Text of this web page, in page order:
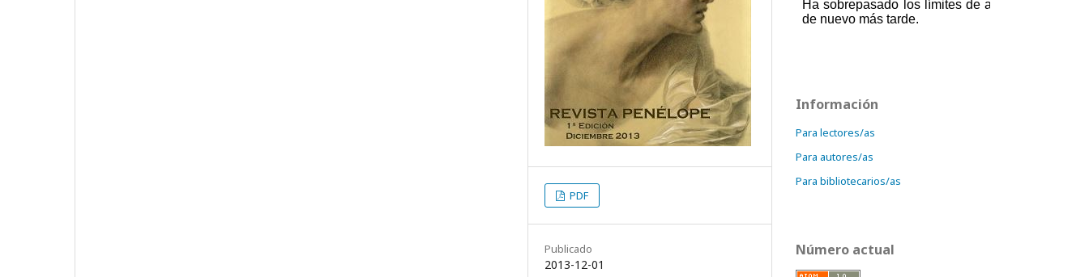
PDF
Publicado
2013-12-01
Información
Para lectores/as
Para autores/as
Para bibliotecarios/as
Número actual